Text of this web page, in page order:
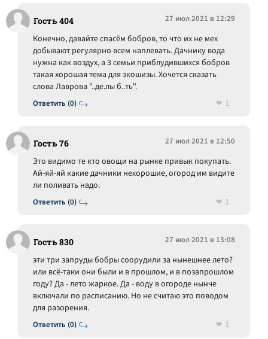
Гость 404 27 июл 2021 в 12:29
Ответить (0)
Конечно, давайте спасём бобров, то что их не мех
добывают регулярно всем наплевать. Дачнику вода
нужна как воздух, а 3 семьи приблудившихся бобров
такая хорошая тема для экошизы. Хочется сказать
слова Лаврова "..де.лы б..ть".
1
Гость 76 27 июл 2021 в 12:50
Ответить (0)
Это видимо те кто овощи на рынке привык покупать.
Ай-яй-яй какие дачники нехорошие, огород им видите
ли поливать надо.
1
Гость 830 27 июл 2021 в 13:08
Ответить (0)
эти три запруды бобры соорудили за нынешнее лето?
или всё-таки они были и в прошлом, и в позапрошлом
году? Да - лето жаркое. Да - воду в огороде нынче
включали по расписанию. Но не считаю это поводом
для разорения.
1